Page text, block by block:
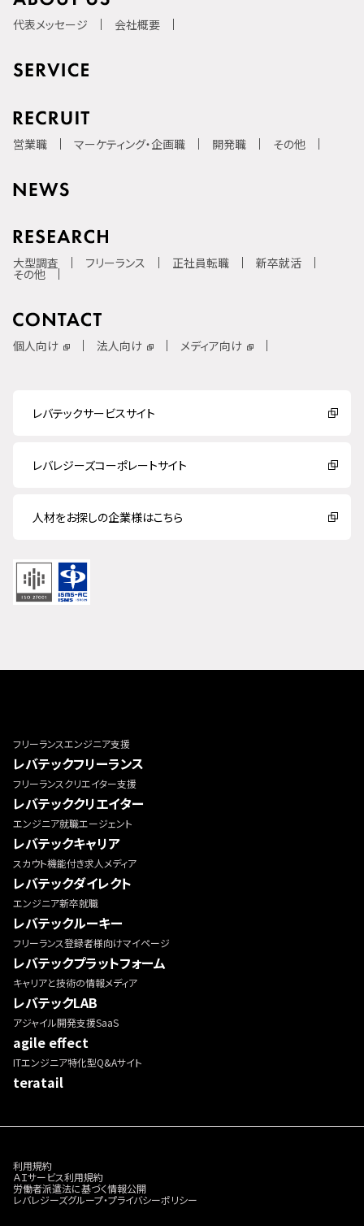
代表メッセージ 会社概要
営業職 マーケティング・企画職 開発職 その他
大型調査 フリーランス 正社員転職 新卒就活
その他
個人向け 法人向け メディア向け
レバテックサービスサイト
レバレジーズコーポレートサイト
人材をお探しの企業様はこちら
フリーランスエンジニア支援
レバテックフリーランス
フリーランスクリエイター支援
レバテッククリエイター
エンジニア就職エージェント
レバテックキャリア
スカウト機能付き求人メディア
レバテックダイレクト
エンジニア新卒就職
レバテックルーキー
フリーランス登録者様向けマイページ
レバテックプラットフォーム
キャリアと技術の情報メディア
レバテックLAB
アジャイル開発支援SaaS
agile effect
ITエンジニア特化型Q&Aサイト
teratail
利用規約
ＡＩサービス利用規約
労働者派遣法に基づく情報公開
レバレジーズグループ・プライバシーポリシー